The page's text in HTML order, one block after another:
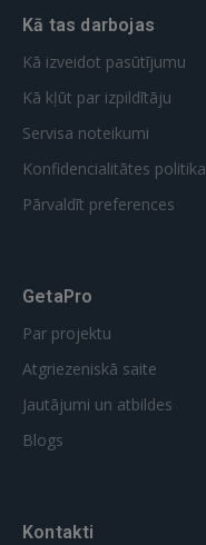
Kā tas darbojas
Kā izveidot pasūtījumu
Kā kļūt par izpildītāju
Servisa noteikumi
Konfidencialitātes politika
Pārvaldīt preferences
GetaPro
Par projektu
Atgriezeniskā saite
Jautājumi un atbildes
Blogs
Kontakti